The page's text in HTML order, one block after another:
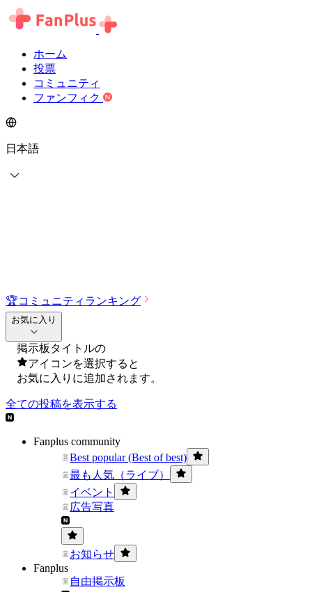
ホーム
投票
コミュニティ
ファンフィク
日本語
🏆コミュニティランキング
お気に入り
掲示板タイトルの
アイコンを選択すると
お気に入りに追加されます。
全ての投稿を表示する
Fanplus community
Best popular (Best of best)
最も人気（ライブ）
イベント
広告写真
お知らせ
Fanplus
自由掲示板